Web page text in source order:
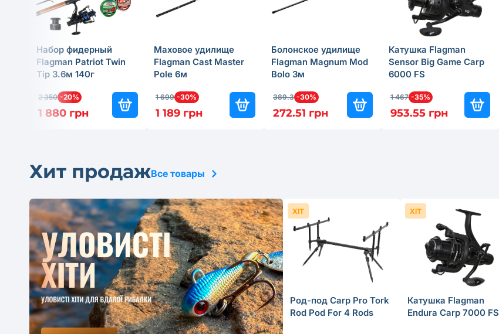
Катушка Flagman
Sensor Big Game Carp
6000 FS
1 467 -35%
953.55 грн
Болонское удилище
Flagman Magnum Mod
Bolo 3м
389.3 -30%
272.51 грн
Маховое удилище
Flagman Cast Master
Pole 6м
1 699 -30%
1 189 грн
Набор фидерный
Flagman Patriot Twin
Tip 3.6м 140г
2 350 -20%
1 880 грн
Хит продажВсе товары
Род-под Carp Pro Tork
Rod Pod For 4 Rods
ХІТ
Катушка Flagman
Endura Carp 7000 FS
ХІТ